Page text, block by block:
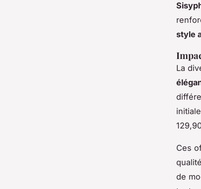
style
La
Ces
de